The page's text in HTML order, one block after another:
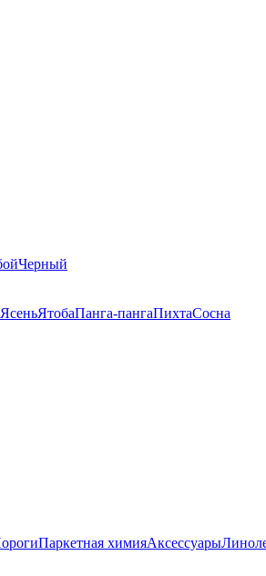
Черный
ЯсеньЯтобаПанга-пангаПихтаСосна
Паркетная химияАксессуары